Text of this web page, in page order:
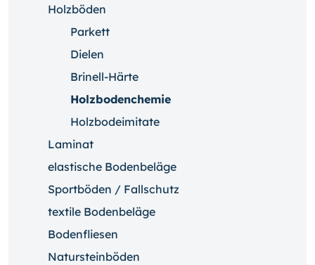
Holzböden
Parkett
Dielen
Brinell-Härte
Holzbodenchemie
Holzbodeimitate
Laminat
elastische Bodenbeläge
Sportböden / Fallschutz
textile Bodenbeläge
Bodenfliesen
Natursteinböden